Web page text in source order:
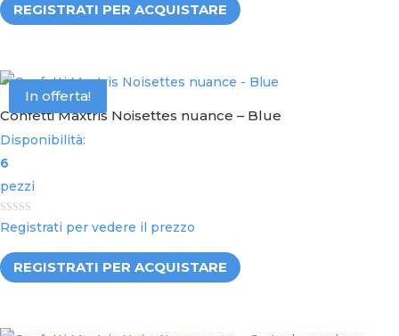
o
f
REGISTRATI PER ACQUISTARE
In offerta!
Confetti Maxtris Noisettes nuance – Blue
Disponibilità:
6
pezzi
0
o
o
f
Registrati per vedere il prezzo
REGISTRATI PER ACQUISTARE